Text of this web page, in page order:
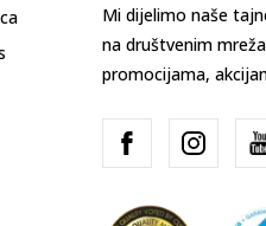
Mi dijelimo naše
na društvenim
promocijama,